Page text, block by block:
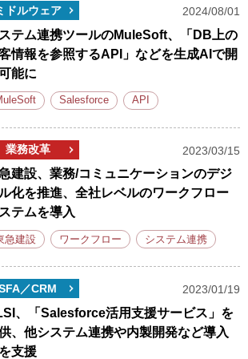
ドルウェア 2024/08/01
テム連携ツールのMuleSoft、「DB上の
情報を参照するAPI」などを生成AIで開
能に
Salesforce API
業務改革 2023/03/15
建設、業務/コミュニケーションのデジ
化を推進、全社レベルのワークフロー
テムを導入
急建設 ワークフロー システム連携
／CRM 2023/01/19
、「Salesforce活用支援サービス」を
、他システム連携や内製開発など導入
支援